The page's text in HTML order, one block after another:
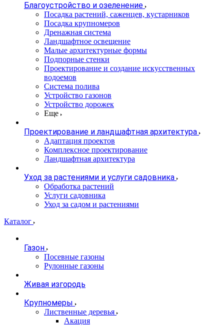
Благоустройство и озеленение
Посадка растений, саженцев, кустарников
Посадка крупномеров
Дренажная система
Ландшафтное освещение
Малые архитектурные формы
Подпорные стенки
Проектирование и создание искусственных
водоемов
Система полива
Устройство газонов
Устройство дорожек
Еще
Проектирование и ландшафтная архитектура
Адаптация проектов
Комплексное проектирование
Ландшафтная архитектура
Уход за растениями и услуги садовника
Обработка растений
Услуги садовника
Уход за садом и растениями
Каталог
Газон
Посевные газоны
Рулонные газоны
Живая изгородь
Крупномеры
Лиственные деревья
Акация